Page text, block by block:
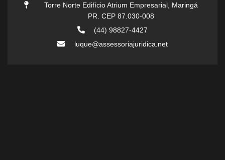
Torre Norte Edifício Atrium Empresarial, Maringá
PR. CEP 87.030-008
(44) 98827-4427
luque@assessoriajuridica.net